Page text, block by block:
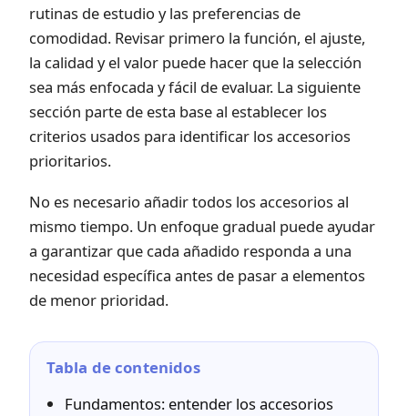
rutinas de estudio y las preferencias de
comodidad. Revisar primero la función, el ajuste,
la calidad y el valor puede hacer que la selección
sea más enfocada y fácil de evaluar. La siguiente
sección parte de esta base al establecer los
criterios usados para identificar los accesorios
prioritarios.
No es necesario añadir todos los accesorios al
mismo tiempo. Un enfoque gradual puede ayudar
a garantizar que cada añadido responda a una
necesidad específica antes de pasar a elementos
de menor prioridad.
Tabla de contenidos
Fundamentos: entender los accesorios